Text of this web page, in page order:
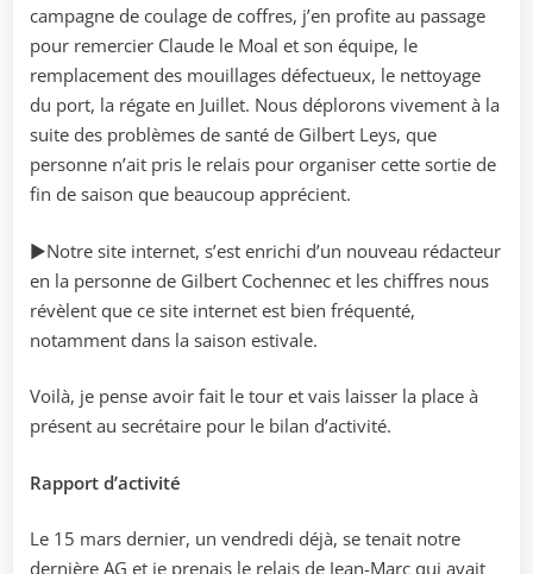
campagne de coulage de coffres, j’en profite au passage
pour remercier Claude le Moal et son équipe, le
remplacement des mouillages défectueux, le nettoyage
du port, la régate en Juillet. Nous déplorons vivement à la
suite des problèmes de santé de Gilbert Leys, que
personne n’ait pris le relais pour organiser cette sortie de
fin de saison que beaucoup apprécient.
►Notre site internet, s’est enrichi d’un nouveau rédacteur
en la personne de Gilbert Cochennec et les chiffres nous
révèlent que ce site internet est bien fréquenté,
notamment dans la saison estivale.
Voilà, je pense avoir fait le tour et vais laisser la place à
présent au secrétaire pour le bilan d’activité.
Rapport d’activité
Le 15 mars dernier, un vendredi déjà, se tenait notre
dernière AG et je prenais le relais de Jean-Marc qui avait